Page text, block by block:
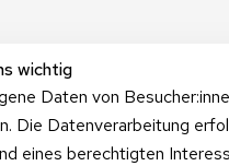
wichtig
Daten von
Die Datenverarbeitung
eines berechtigten